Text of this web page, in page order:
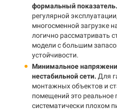
формальный показатель.
регулярной
многосменной загрузке
логично рассматривать
модели с большим
устойчивости.
Минимальное
нестабильной сети. Для
монтажных объектов и
помещений это
систематически плохом